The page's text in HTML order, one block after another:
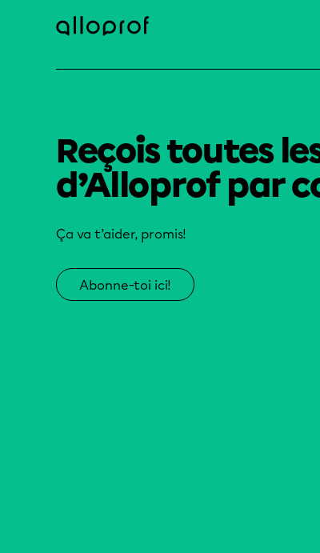
Reçois toutes
d’Alloprof par
Ça va t’aider, promis!
Abonne-toi ici!